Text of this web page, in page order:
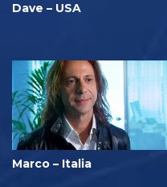
Dave – USA
Marco – Italia